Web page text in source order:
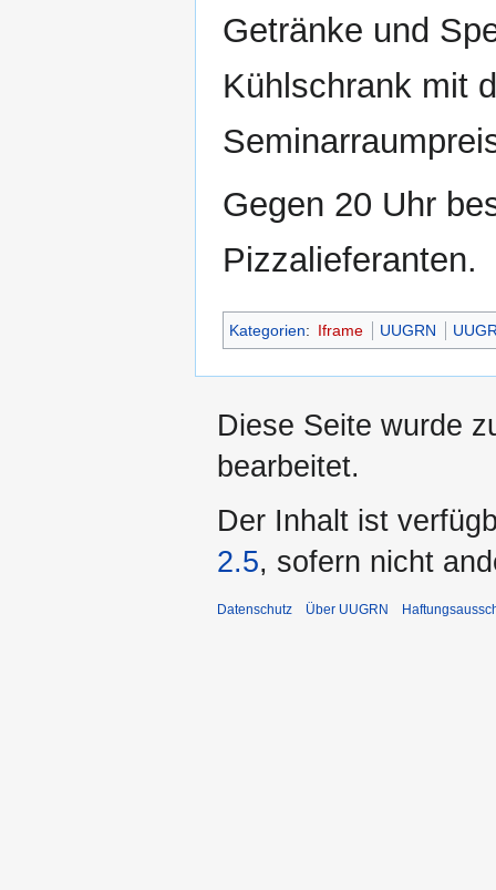
Getränke und
Kühlschrank mit
Gegen 20 Uhr
Pizzalieferanten.
Kategorien: Iframe UUGRN
Diese Seite wurde
bearbeitet.
Der Inhalt ist
2.5, sofern nicht
Datenschutz Über UUGRN